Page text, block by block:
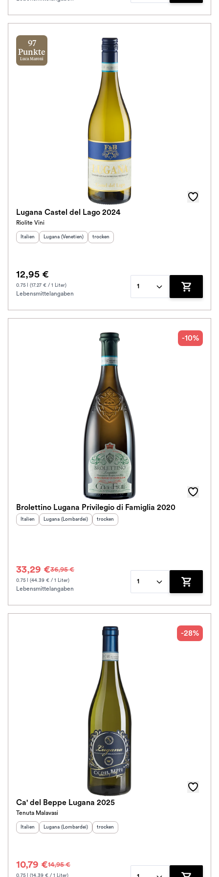
97
Punkte
Luca Maroni
Lugana Castel del Lago 2024
Riolite Vini
Herkunftsland:
Italien Herkunftsregion:
Lugana (Venetien) Geschmack
trocken
12,95 €
0.75 l (17.27 € / 1 Liter)
Lebensmittelangaben
1
Zum
-10%
Brolettino Lugana Privilegio di Famiglia 2020
Herkunftsland:
Italien Herkunftsregion:
Lugana (Lombardei) Geschmack
trocken
33,29 €36,95 €
0.75 l (44.39 € / 1 Liter)
Lebensmittelangaben
1
Zum
-28%
Ca' del Beppe Lugana 2025
Tenuta Malavasi
Herkunftsland:
Italien Herkunftsregion:
Lugana (Lombardei) Geschmack
trocken
10,79 €14,95 €
0.75 l (14.39 € / 1 Liter)